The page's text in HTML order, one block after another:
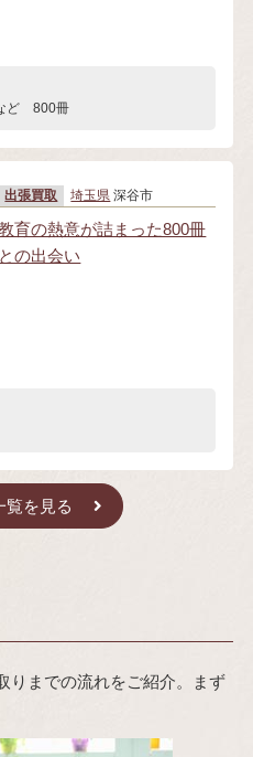
ど 800冊
出張買取 埼玉県 深谷市
育の熱意が詰まった800冊
との出会い
覧を見る
りまでの流れをご紹介。まず